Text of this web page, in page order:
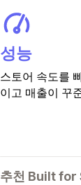
성능
스토어 속도를
이고 매출이 꾸
추천 Built for